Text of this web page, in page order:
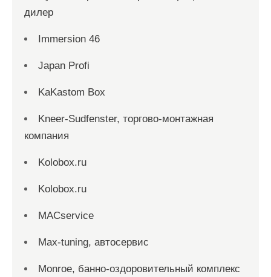
дилер
Immersion 46
Japan Profi
KaKastom Box
Kneer-Sudfenster, торгово-монтажная
компания
Kolobox.ru
Kolobox.ru
MACservice
Max-tuning, автосервис
Monroe, банно-оздоровительный комплекс